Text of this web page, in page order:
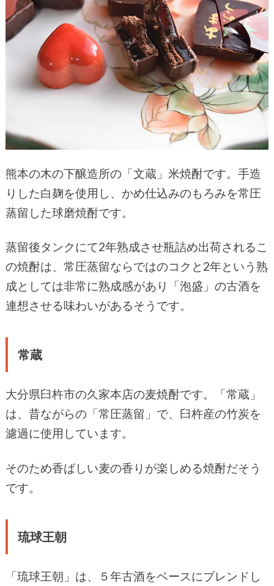
熊本の木の下醸造所の「文蔵」米焼酎です。手造
りした白麹を使用し、かめ仕込みのもろみを常圧
蒸留した球磨焼酎です。
蒸留後タンクにて2年熟成させ瓶詰め出荷されるこ
の焼酎は、常圧蒸留ならではのコクと2年という熟
成としては非常に熟成感があり「泡盛」の古酒を
連想させる味わいがあるそうです。
常蔵
大分県臼杵市の久家本店の麦焼酎です。「常蔵」
は、昔ながらの「常圧蒸留」で、臼杵産の竹炭を
濾過に使用しています。
そのため香ばしい麦の香りが楽しめる焼酎だそう
です。
琉球王朝
「琉球王朝」は、５年古酒をベースにブレンドし